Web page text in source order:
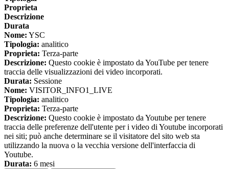
Proprieta
Descrizione
Durata
Nome: YSC
Tipologia: analitico
Proprieta: Terza-parte
Descrizione: Questo cookie è impostato da YouTube per tenere
traccia delle visualizzazioni dei video incorporati.
Durata: Sessione
Nome: VISITOR_INFO1_LIVE
Tipologia: analitico
Proprieta: Terza-parte
Descrizione: Questo cookie è impostato da Youtube per tenere
traccia delle preferenze dell'utente per i video di Youtube incorporati
nei siti; può anche determinare se il visitatore del sito web sta
utilizzando la nuova o la vecchia versione dell'interfaccia di
Youtube.
Durata: 6 mesi